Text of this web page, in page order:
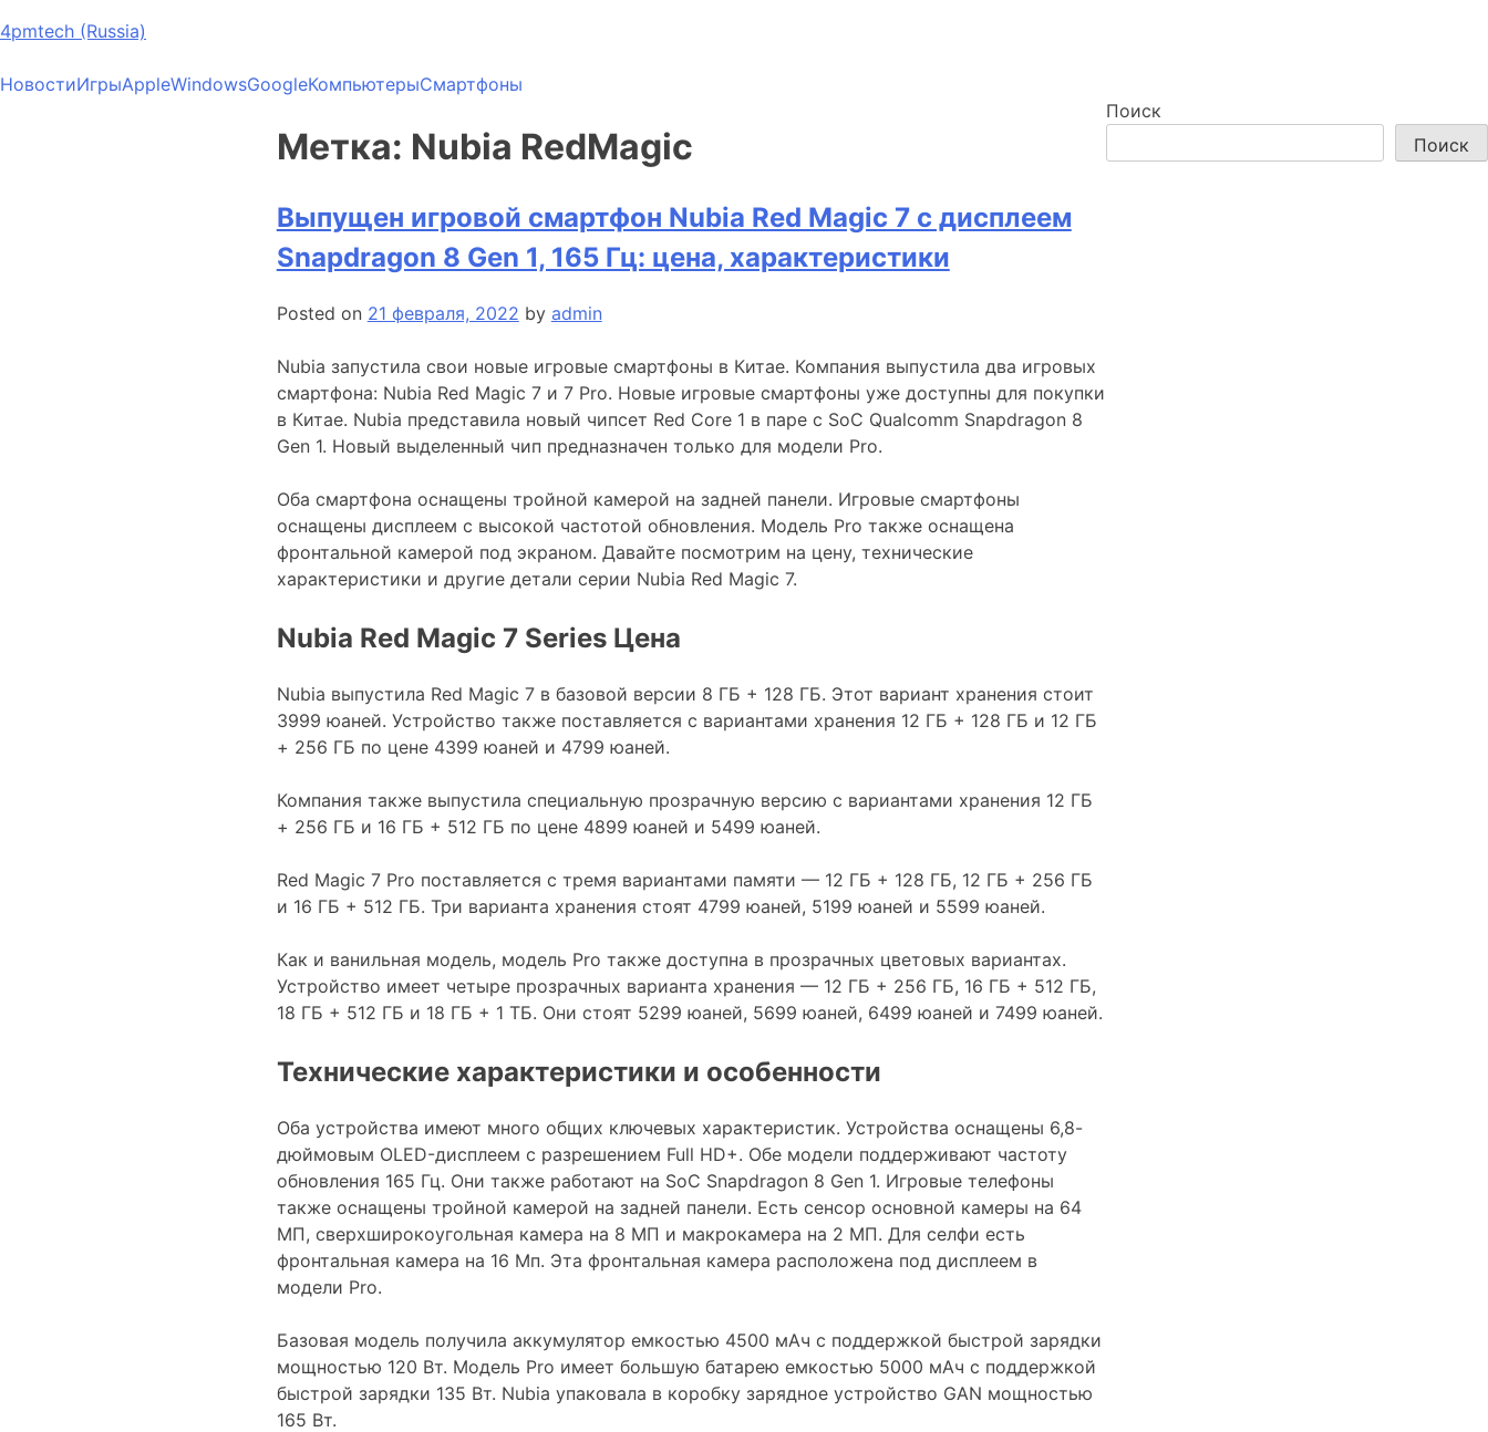
4pmtech (Russia)
НовостиИгрыAppleWindowsGoogleКомпьютерыСмартфоны
Метка: Nubia RedMagic
Выпущен игровой смартфон Nubia Red Magic 7 с дисплеем
Snapdragon 8 Gen 1, 165 Гц: цена, характеристики
Posted on 21 февраля, 2022 by admin
Nubia запустила свои новые игровые смартфоны в Китае. Компания выпустила два игровых
смартфона: Nubia Red Magic 7 и 7 Pro. Новые игровые смартфоны уже доступны для покупки
в Китае. Nubia представила новый чипсет Red Core 1 в паре с SoC Qualcomm Snapdragon 8
Gen 1. Новый выделенный чип предназначен только для модели Pro.
Оба смартфона оснащены тройной камерой на задней панели. Игровые смартфоны
оснащены дисплеем с высокой частотой обновления. Модель Pro также оснащена
фронтальной камерой под экраном. Давайте посмотрим на цену, технические
характеристики и другие детали серии Nubia Red Magic 7.
Nubia Red Magic 7 Series Цена
Nubia выпустила Red Magic 7 в базовой версии 8 ГБ + 128 ГБ. Этот вариант хранения стоит
3999 юаней. Устройство также поставляется с вариантами хранения 12 ГБ + 128 ГБ и 12 ГБ
+ 256 ГБ по цене 4399 юаней и 4799 юаней.
Компания также выпустила специальную прозрачную версию с вариантами хранения 12 ГБ
+ 256 ГБ и 16 ГБ + 512 ГБ по цене 4899 юаней и 5499 юаней.
Red Magic 7 Pro поставляется с тремя вариантами памяти — 12 ГБ + 128 ГБ, 12 ГБ + 256 ГБ
и 16 ГБ + 512 ГБ. Три варианта хранения стоят 4799 юаней, 5199 юаней и 5599 юаней.
Как и ванильная модель, модель Pro также доступна в прозрачных цветовых вариантах.
Устройство имеет четыре прозрачных варианта хранения — 12 ГБ + 256 ГБ, 16 ГБ + 512 ГБ,
18 ГБ + 512 ГБ и 18 ГБ + 1 ТБ. Они стоят 5299 юаней, 5699 юаней, 6499 юаней и 7499 юаней.
Технические характеристики и особенности
Оба устройства имеют много общих ключевых характеристик. Устройства оснащены 6,8-
дюймовым OLED-дисплеем с разрешением Full HD+. Обе модели поддерживают частоту
обновления 165 Гц. Они также работают на SoC Snapdragon 8 Gen 1. Игровые телефоны
также оснащены тройной камерой на задней панели. Есть сенсор основной камеры на 64
МП, сверхширокоугольная камера на 8 МП и макрокамера на 2 МП. Для селфи есть
фронтальная камера на 16 Мп. Эта фронтальная камера расположена под дисплеем в
модели Pro.
Базовая модель получила аккумулятор емкостью 4500 мАч с поддержкой быстрой зарядки
мощностью 120 Вт. Модель Pro имеет большую батарею емкостью 5000 мАч с поддержкой
быстрой зарядки 135 Вт. Nubia упаковала в коробку зарядное устройство GAN мощностью
165 Вт.
Поиск
Поиск